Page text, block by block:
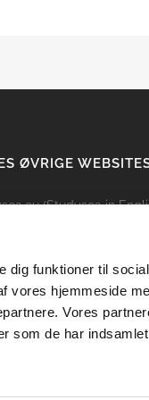
dig funktioner til
vores hjemmeside
Vores
som de har
ØVRIGE
(Studysea in